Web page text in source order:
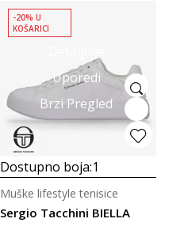
Uporedi
Brzi Pregled
-20% U
KOŠARICI
Dostupno boja:1
Sergio Tacchini BIELLA
Muške lifestyle tenisice